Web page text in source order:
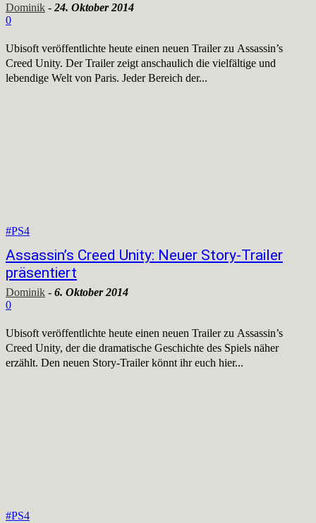
Dominik - 24. Oktober 2014
0
Ubisoft veröffentlichte heute einen neuen Trailer zu Assassin’s
Creed Unity. Der Trailer zeigt anschaulich die vielfältige und
lebendige Welt von Paris. Jeder Bereich der...
#PS4
Assassin’s Creed Unity: Neuer Story-Trailer
präsentiert
Dominik - 6. Oktober 2014
0
Ubisoft veröffentlichte heute einen neuen Trailer zu Assassin’s
Creed Unity, der die dramatische Geschichte des Spiels näher
erzählt. Den neuen Story-Trailer könnt ihr euch hier...
#PS4